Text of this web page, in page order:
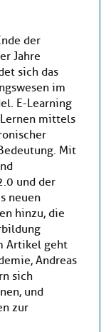
der
Jahre
sich das
im
E-Learning
Lernen mittels
Mit
und der
neuen
hinzu, die
Artikel geht
Andreas
sich
und
zur